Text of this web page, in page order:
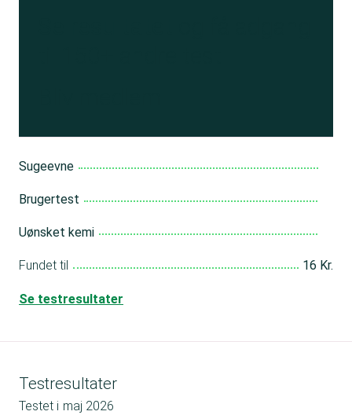
Sugeevne
Brugertest
Uønsket kemi
Fundet til 16 Kr.
Se testresultater
Testresultater
Testet i maj 2026